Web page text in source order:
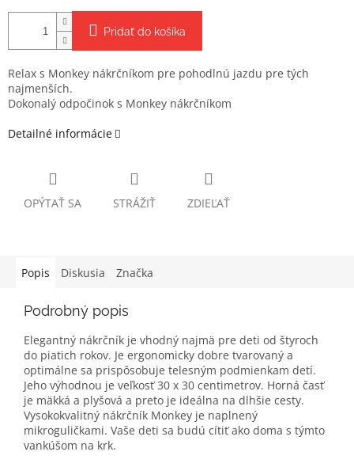
Pridať do košíka
Relax s Monkey nákrčníkom pre pohodlnú jazdu pre tých
najmenších.
Dokonalý odpočinok s Monkey nákrčníkom
Detailné informácie
OPÝTAŤ SA STRÁŽIŤ ZDIEĽAŤ
Popis Diskusia Značka
Podrobný popis
Elegantný nákrčník je vhodný najmä pre deti od štyroch
do piatich rokov. Je ergonomicky dobre tvarovaný a
optimálne sa prispôsobuje telesným podmienkam detí.
Jeho výhodnou je veľkosť 30 x 30 centimetrov. Horná časť
je mäkká a plyšová a preto je ideálna na dlhšie cesty.
Vysokokvalitný nákrčník Monkey je naplnený
mikroguličkami. Vaše deti sa budú cítiť ako doma s týmto
vankúšom na krk.